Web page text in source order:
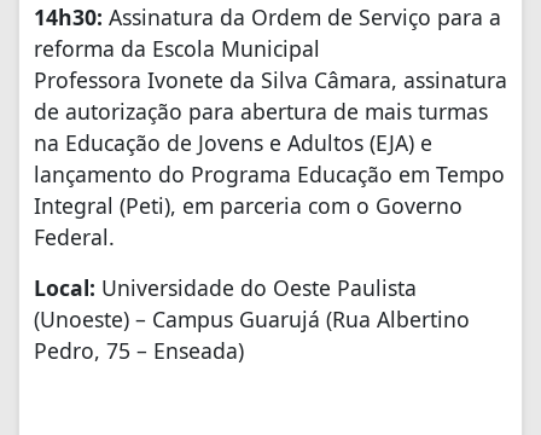
14h30: Assinatura da Ordem de Serviço para a
reforma da Escola Municipal
Professora Ivonete da Silva Câmara, assinatura
de autorização para abertura de mais turmas
na Educação de Jovens e Adultos (EJA) e
lançamento do Programa Educação em Tempo
Integral (Peti), em parceria com o Governo
Federal.
Local: Universidade do Oeste Paulista
(Unoeste) – Campus Guarujá (Rua Albertino
Pedro, 75 – Enseada)